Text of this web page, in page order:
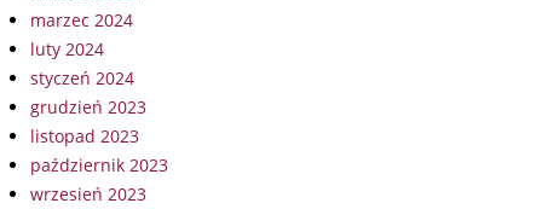
marzec 2024
luty 2024
styczeń 2024
grudzień 2023
listopad 2023
październik 2023
wrzesień 2023